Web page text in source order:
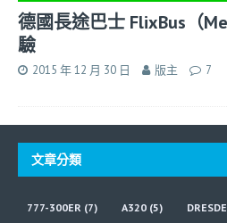
德國長途巴士 FlixBus（
驗
2015 年 12 月 30 日 版主 7
文章分類
777-300ER (7) A320 (5)